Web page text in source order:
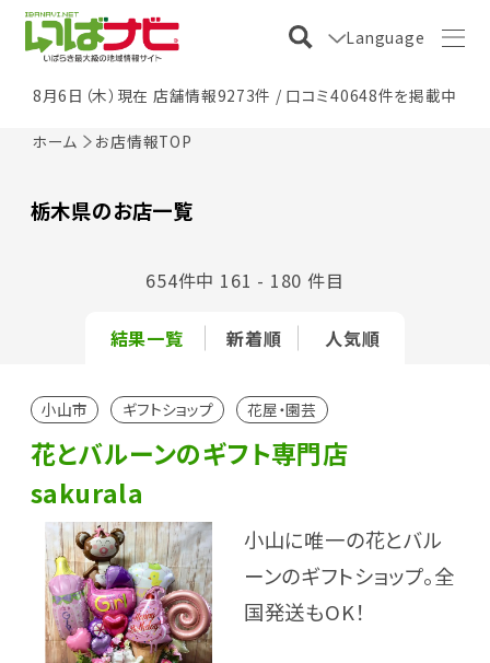
Language
8月6日（木）現在 店舗情報9273件 / 口コミ40648件を掲載中
ホーム お店情報TOP
栃木県のお店一覧
結果一覧 新着順 人気順
654件中 161 - 180 件目
小山市 ギフトショップ 花屋・園芸
花とバルーンのギフト専門店
sakurala
小山に唯一の花とバル
ーンのギフトショップ。全
国発送もOK！